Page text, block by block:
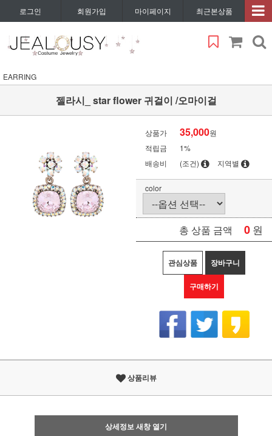
로그인 회원가입 마이페이지 최근본상품
EARRING
젤라시_ star flower 귀걸이 /오마이걸
상품가 35,000원
적립금
1%
배송비
(조건) 지역별
color
총 상품 금액 0 원
관심상품 장바구니
구매하기
상품리뷰
상세정보 새창 열기